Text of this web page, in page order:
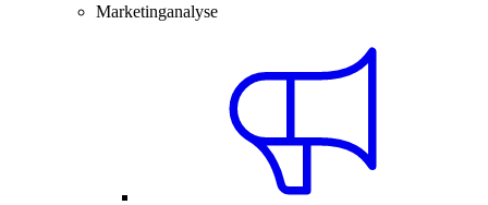
Marketinganalyse